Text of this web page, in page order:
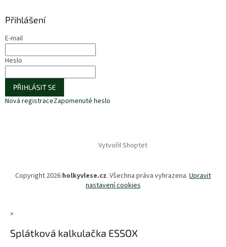
Přihlášení
E-mail
Heslo
PŘIHLÁSIT SE
Nová registraceZapomenuté heslo
Vytvořil Shoptet
Copyright 2026 holkyvlese.cz. Všechna práva vyhrazena. Upravit
nastavení cookies
×
Splátková kalkulačka ESSOX